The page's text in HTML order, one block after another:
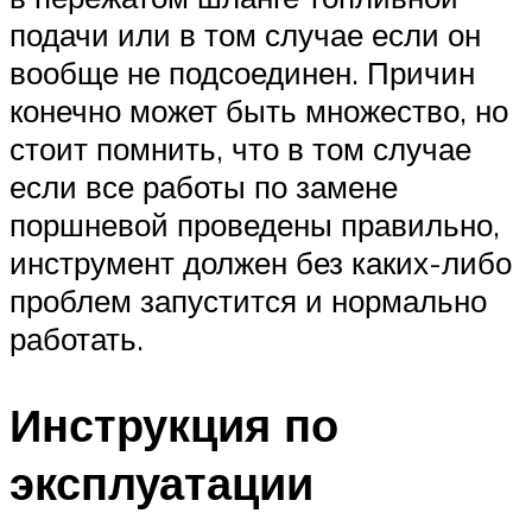
подачи или в том случае если он
вообще не подсоединен. Причин
конечно может быть множество, но
стоит помнить, что в том случае
если все работы по замене
поршневой проведены правильно,
инструмент должен без каких-либо
проблем запустится и нормально
работать.
Инструкция по
эксплуатации